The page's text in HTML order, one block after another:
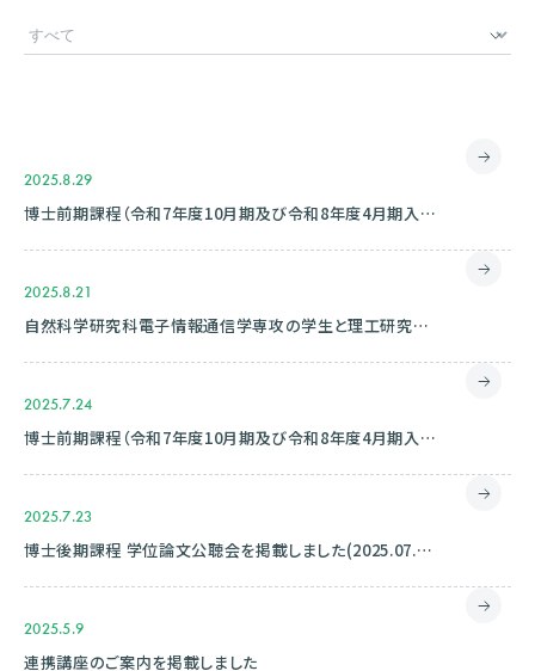
2025.8.29
博士前期課程（令和7年度10月期及び令和8年度4月期入学）合格者を発表しました
2025.8.21
自然科学研究科電子情報通信学専攻の学生と理工研究域電子情報通信学系の江村恵太准教授の論文が第20回AsiaJCIS2025でBest Paper Awardを受賞 (2025.08.12)
2025.7.24
博士前期課程（令和7年度10月期及び令和8年度4月期入学）一般選抜・B試験及び出身学部等限定選抜 筆記試験又はプレゼンテーション免除許可者を発表しました
2025.7.23
博士後期課程 学位論文公聴会を掲載しました(2025.07.22)
2025.5.9
連携講座のご案内を掲載しました